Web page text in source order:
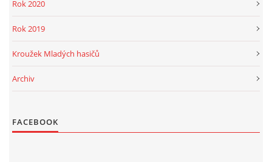
hasici.havlovice@seznam.cz
Rok 2020
Rok 2019
Kroužek Mladých hasičů
Archiv
FACEBOOK